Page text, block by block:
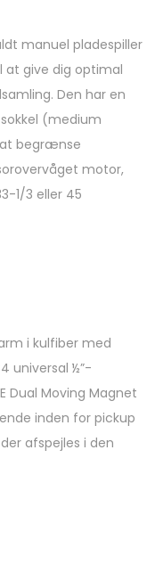
manuel pladespiller
give dig optimal
Den har en
(medium
begrænse
motor,
1/3 eller 45
i kulfiber med
universal ½”-
Dual Moving Magnet
inden for pickup
afspejles i den